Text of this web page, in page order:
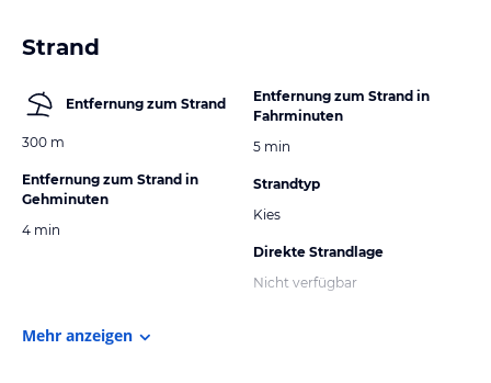
Strand
Entfernung zum Strand
300 m
Entfernung zum Strand in
Gehminuten
4 min
Entfernung zum Strand in
Fahrminuten
5 min
Strandtyp
Kies
Direkte Strandlage
Nicht verfügbar
Mehr anzeigen